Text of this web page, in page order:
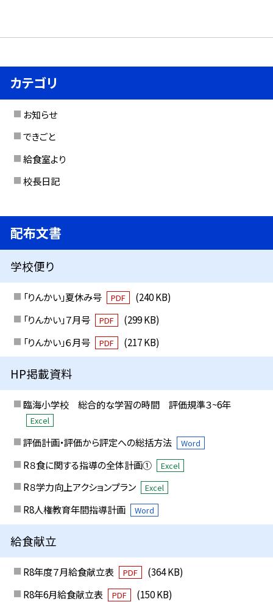
カテゴリ
お知らせ
できごと
給食室より
校長日記
配布文書
学校便り
「りんかい」夏休み号 PDF
(240 KB)
「りんかい」７月号
PDF
(299 KB)
「りんかい」６月号
PDF (217 KB)
HP掲載資料
臨海小学校 総合的な学習の時間 評価規準３~6年
Excel
評価計画・評価から評定への総括方法 Word
R８食に関する指導の全体計画① Excel
R８学力向上アクションプラン Excel
R8人権教育年間指導計画 Word
給食献立
R8年度７月給食献立表 PDF
(364 KB)
R8年6月給食献立表
PDF (150 KB)